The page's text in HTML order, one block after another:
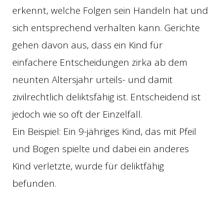
erkennt, welche Folgen sein Handeln hat und
sich entsprechend verhalten kann. Gerichte
gehen davon aus, dass ein Kind für
einfachere Entscheidungen zirka ab dem
neunten ­Altersjahr urteils- und damit
zivilrechtlich deliktsfähig ist. Entscheidend ist
jedoch wie so oft der Einzelfall.
Ein Beispiel: Ein 9-jähriges Kind, das mit Pfeil
und Bogen spielte und dabei ein anderes
Kind verletzte, wurde für deliktfähig
befunden.